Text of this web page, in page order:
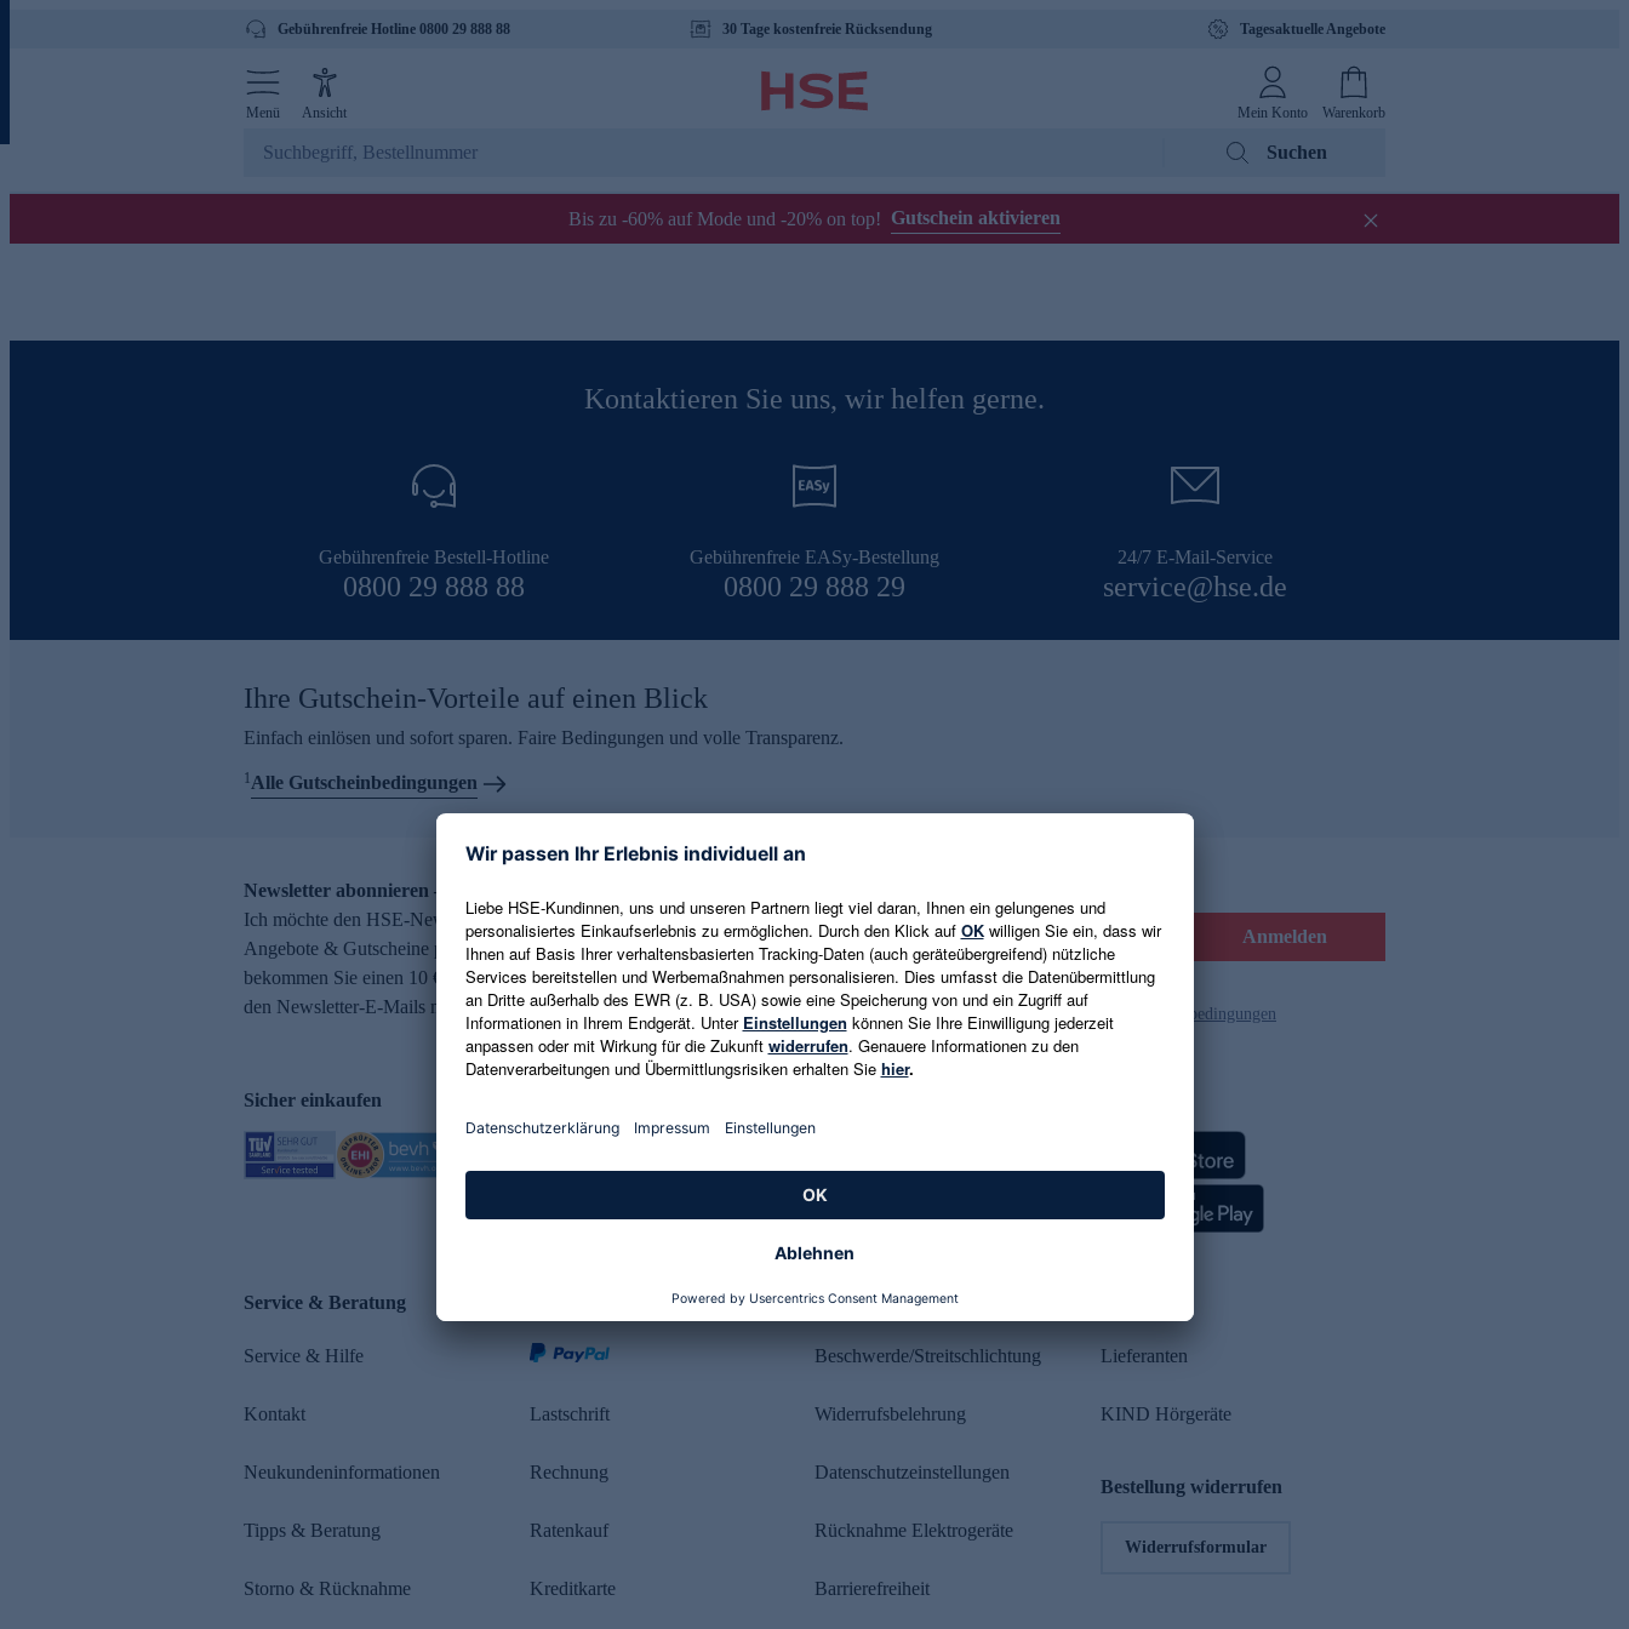
Gebührenfreie Hotline 0800 29 888 88 30 Tage kostenfreie Rücksendung Tagesaktuelle Angebote
Menü Ansicht Mein Konto Warenkorb
Suchen
Bis zu -60% auf Mode und -20% on top! Gutschein aktivieren
Kontaktieren Sie uns, wir helfen gerne.
Gebührenfreie Bestell-Hotline
0800 29 888 88
Gebührenfreie EASy-Bestellung
0800 29 888 29
24/7 E-Mail-Service
service@hse.de
Ihre Gutschein-Vorteile auf einen Blick
Einfach einlösen und sofort sparen. Faire Bedingungen und volle Transparenz.
1Alle Gutscheinbedingungen
Newsletter abonnieren – 10 € Gutschein erhalten
Ich möchte den HSE-Newsletter abonnieren und aktuelle Trends,
Angebote & Gutscheine per E-Mail erhalten. Als Dankeschön
bekommen Sie einen 10 € Gutschein. Eine Abmeldung ist jederzeit in
den Newsletter-E-Mails möglich.
E-Mail-Adresse eingeben Anmelden
Es gelten die Datenschutzrichtlinien und die Gutscheinbedingungen
Sicher einkaufen
Service & Beratung
Service & Hilfe
Kontakt
Neukundeninformationen
Tipps & Beratung
Storno & Rücknahme
Lastschrift
Rechnung
Ratenkauf
Kreditkarte
Rechtliches
Beschwerde/Streitschlichtung
Widerrufsbelehrung
Datenschutzeinstellungen
Rücknahme Elektrogeräte
Barrierefreiheit
Lieferanten
KIND Hörgeräte
Bestellung widerrufen
Widerrufsformular